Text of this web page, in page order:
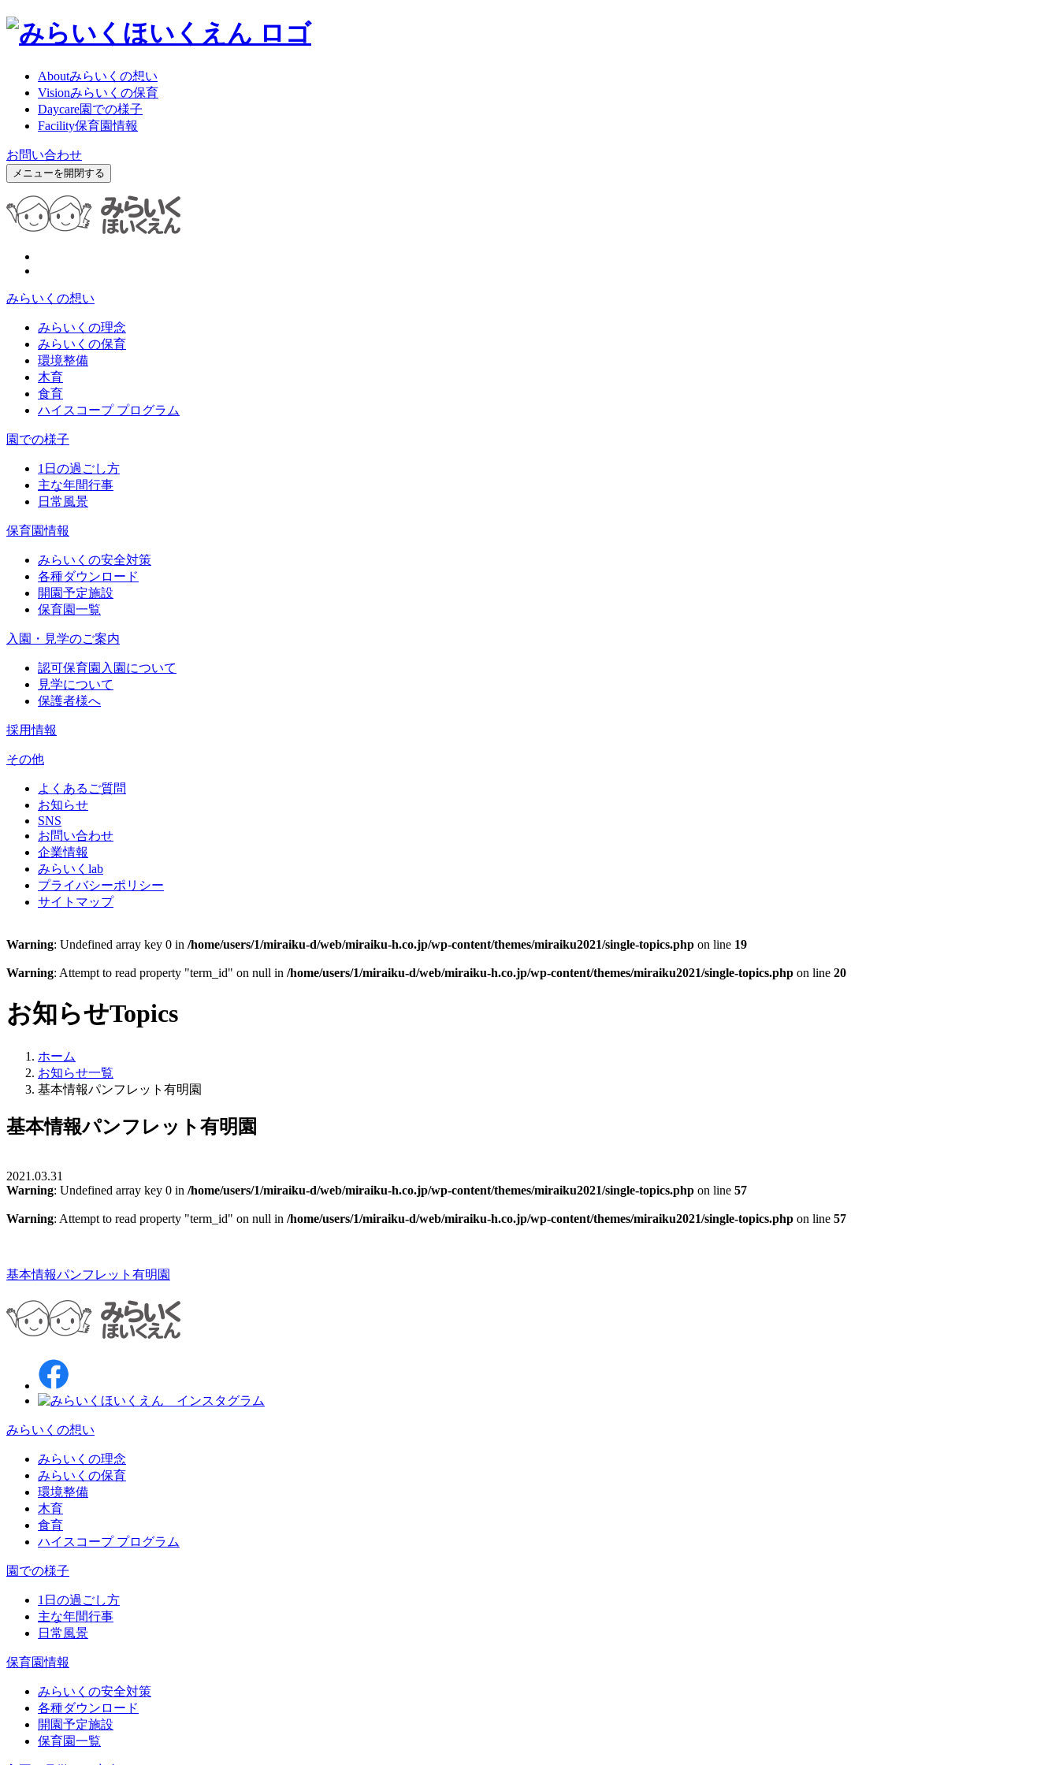
Aboutみらいくの想い
Visionみらいくの保育
Daycare園での様子
Facility保育園情報
お問い合わせ
メニューを開閉する
みらいくの想い
みらいくの理念
みらいくの保育
環境整備
木育
食育
ハイスコープ プログラム
園での様子
1日の過ごし方
主な年間行事
日常風景
保育園情報
みらいくの安全対策
各種ダウンロード
開園予定施設
保育園一覧
入園・見学のご案内
認可保育園入園について
見学について
保護者様へ
採用情報
その他
よくあるご質問
お知らせ
SNS
お問い合わせ
企業情報
みらいくlab
プライバシーポリシー
サイトマップ
Warning: Undefined array key 0 in /home/users/1/miraiku-d/web/miraiku-h.co.jp/wp-content/themes/miraiku2021/single-topics.php on line 19
Warning: Attempt to read property "term_id" on null in /home/users/1/miraiku-d/web/miraiku-h.co.jp/wp-content/themes/miraiku2021/single-topics.php on line 20
お知らせTopics
ホーム
お知らせ一覧
基本情報パンフレット有明園
基本情報パンフレット有明園
2021.03.31
Warning: Undefined array key 0 in /home/users/1/miraiku-d/web/miraiku-h.co.jp/wp-content/themes/miraiku2021/single-topics.php on line 57
Warning: Attempt to read property "term_id" on null in /home/users/1/miraiku-d/web/miraiku-h.co.jp/wp-content/themes/miraiku2021/single-topics.php on line 57
基本情報パンフレット有明園
みらいくの想い
みらいくの理念
みらいくの保育
環境整備
木育
食育
ハイスコープ プログラム
園での様子
1日の過ごし方
主な年間行事
日常風景
保育園情報
みらいくの安全対策
各種ダウンロード
開園予定施設
保育園一覧